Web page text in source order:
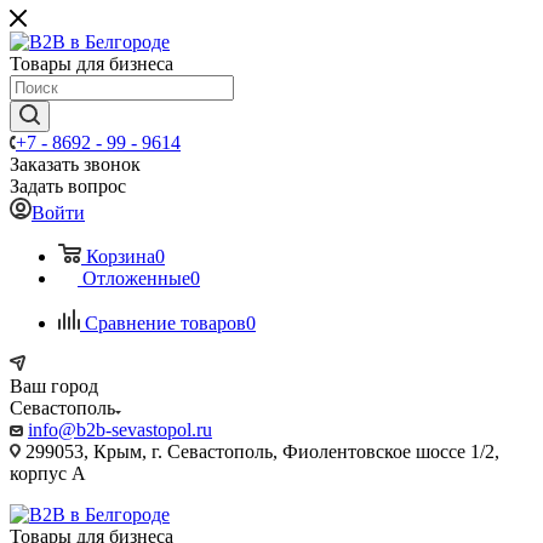
Товары для бизнеса
+7 - 8692 - 99 - 9614
Заказать звонок
Задать вопрос
Войти
Корзина0
Отложенные0
Сравнение товаров0
Ваш город
Севастополь
info@b2b-sevastopol.ru
299053, Крым, г. Севастополь, Фиолентовское шоссе 1/2,
корпус А
Товары для бизнеса